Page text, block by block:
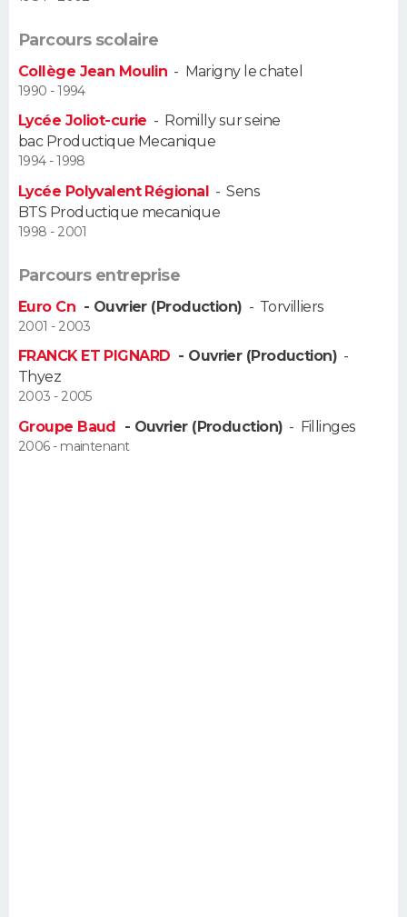
Alimentation
Guide de la santé
Maladies
Médicaments
Sommeil
VOYAGE
Destinations
City break
Voyage nature
Voyage de noces
Forum
Climat
+
PHOTO
GUIDES D'ACHAT
BONS PLANS
CARTE DE VOEUX
S'inscrire
Se connecter
Lycées
Collèges
Primaires
Universités
Entreprises
Service militaire
Avis de recherche
AVIS DE DÉCÈS
FORUM
Parcours scolaire
Collège Jean Moulin - Marigny le chatel
1990 - 1994
Lycée Joliot-curie - Romilly sur seine
bac Productique Mecanique
1994 - 1998
Lycée Polyvalent Régional -Sens
BTS Productique mecanique
1998 - 2001
Parcours entreprise
Euro Cn - Ouvrier (Production) - Torvilliers
2001 - 2003
FRANCK ET PIGNARD - Ouvrier (Production) -
Thyez
2003 - 2005
Groupe Baud - Ouvrier (Production) - Fillinges
2006 - maintenant